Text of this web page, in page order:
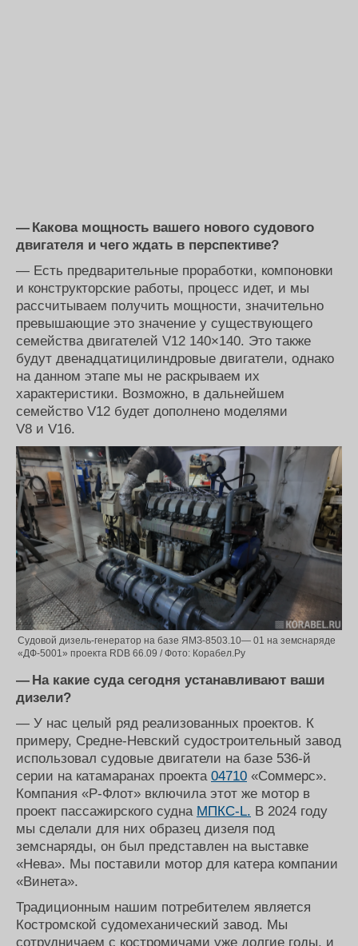
— Какова мощность вашего нового судового
двигателя и чего ждать в перспективе?
— Есть предварительные проработки, компоновки
и конструкторские работы, процесс идет, и мы
рассчитываем получить мощности, значительно
превышающие это значение у существующего
семейства двигателей V12 140×140. Это также
будут двенадцатицилиндровые двигатели, однако
на данном этапе мы не раскрываем их
характеристики. Возможно, в дальнейшем
семейство V12 будет дополнено моделями
V8 и V16.
Судовой дизель-генератор на базе ЯМЗ-8503.10— 01 на земснаряде
«ДФ-5001» проекта RDB 66.09 / Фото: Корабел.Ру
— На какие суда сегодня устанавливают ваши
дизели?
— У нас целый ряд реализованных проектов. К
примеру, Средне-Невский судостроительный завод
использовал судовые двигатели на базе 536-й
серии на катамаранах проекта 04710 «Соммерс».
Компания «Р-Флот» включила этот же мотор в
проект пассажирского судна МПКС-L. В 2024 году
мы сделали для них образец дизеля под
земснаряды, он был представлен на выставке
«Нева». Мы поставили мотор для катера компании
«Винета».
Традиционным нашим потребителем является
Костромской судомеханический завод. Мы
сотрудничаем с костромичами уже долгие годы, и